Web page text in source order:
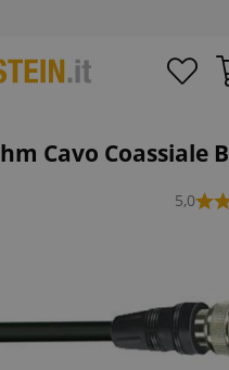
Cavo Coassiale
5,0